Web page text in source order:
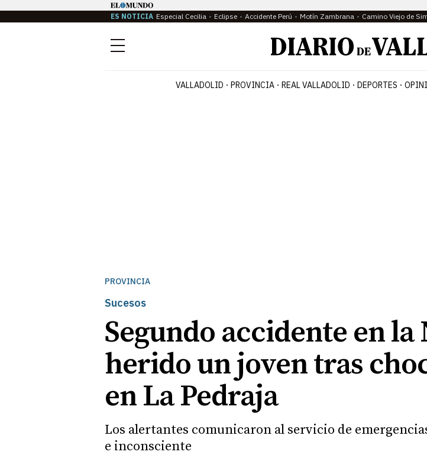
ES NOTICIA Especial Cecilia Eclipse Accidente Perú Motín Zambrana Camino Viejo de
Menú
VALLADOLID PROVINCIA REAL VALLADOLID DEPORTES
PROVINCIA
Sucesos
Segundo accidente en la
herido un joven tras
en La Pedraja
Los alertantes comunicaron al servicio de
e inconsciente